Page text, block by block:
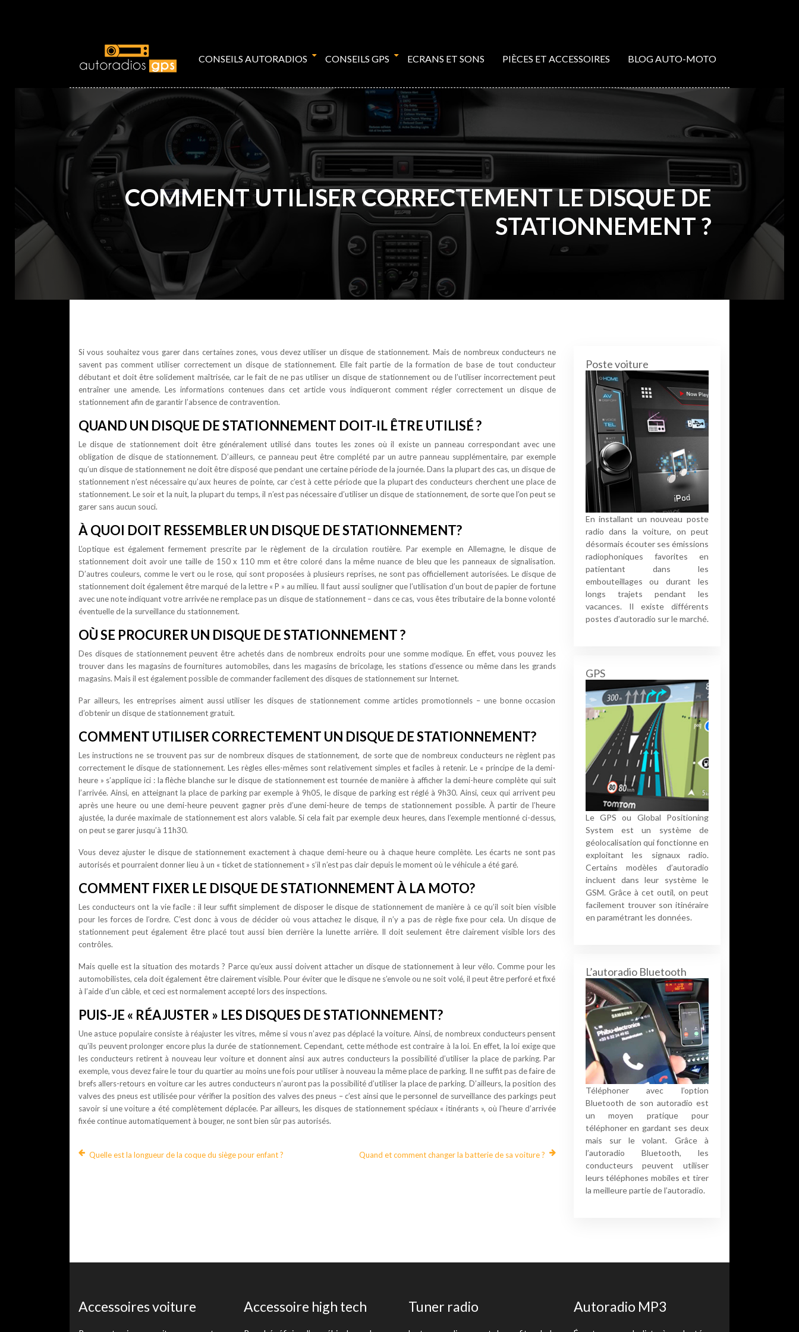
CONSEILS AUTORADIOS CONSEILS GPS ECRANS ET SONS PIÈCES ET ACCESSOIRES BLOG AUTO-MOTO
COMMENT UTILISER CORRECTEMENT LE DISQUE DE
STATIONNEMENT ?
Si vous souhaitez vous garer dans certaines zones, vous devez utiliser un disque de stationnement. Mais de nombreux conducteurs ne
savent pas comment utiliser correctement un disque de stationnement. Elle fait partie de la formation de base de tout conducteur
débutant et doit être solidement maîtrisée, car le fait de ne pas utiliser un disque de stationnement ou de l’utiliser incorrectement peut
entraîner une amende. Les informations contenues dans cet article vous indiqueront comment régler correctement un disque de
stationnement afin de garantir l’absence de contravention.
QUAND UN DISQUE DE STATIONNEMENT DOIT-IL ÊTRE UTILISÉ ?
Le disque de stationnement doit être généralement utilisé dans toutes les zones où il existe un panneau correspondant avec une
obligation de disque de stationnement. D’ailleurs, ce panneau peut être complété par un autre panneau supplémentaire, par exemple
qu’un disque de stationnement ne doit être disposé que pendant une certaine période de la journée. Dans la plupart des cas, un disque de
stationnement n’est nécessaire qu’aux heures de pointe, car c’est à cette période que la plupart des conducteurs cherchent une place de
stationnement. Le soir et la nuit, la plupart du temps, il n’est pas nécessaire d’utiliser un disque de stationnement, de sorte que l’on peut se
garer sans aucun souci.
À QUOI DOIT RESSEMBLER UN DISQUE DE STATIONNEMENT?
L’optique est également fermement prescrite par le règlement de la circulation routière. Par exemple en Allemagne, le disque de
stationnement doit avoir une taille de 150 x 110 mm et être coloré dans la même nuance de bleu que les panneaux de signalisation.
D’autres couleurs, comme le vert ou le rose, qui sont proposées à plusieurs reprises, ne sont pas officiellement autorisées. Le disque de
stationnement doit également être marqué de la lettre « P » au milieu. Il faut aussi souligner que l’utilisation d’un bout de papier de fortune
avec une note indiquant votre arrivée ne remplace pas un disque de stationnement – dans ce cas, vous êtes tributaire de la bonne volonté
éventuelle de la surveillance du stationnement.
OÙ SE PROCURER UN DISQUE DE STATIONNEMENT ?
Des disques de stationnement peuvent être achetés dans de nombreux endroits pour une somme modique. En effet, vous pouvez les
trouver dans les magasins de fournitures automobiles, dans les magasins de bricolage, les stations d’essence ou même dans les grands
magasins. Mais il est également possible de commander facilement des disques de stationnement sur Internet.
Par ailleurs, les entreprises aiment aussi utiliser les disques de stationnement comme articles promotionnels – une bonne occasion
d’obtenir un disque de stationnement gratuit.
COMMENT UTILISER CORRECTEMENT UN DISQUE DE STATIONNEMENT?
Les instructions ne se trouvent pas sur de nombreux disques de stationnement, de sorte que de nombreux conducteurs ne règlent pas
correctement le disque de stationnement. Les règles elles-mêmes sont relativement simples et faciles à retenir. Le « principe de la demi-
heure » s’applique ici : la flèche blanche sur le disque de stationnement est tournée de manière à afficher la demi-heure complète qui suit
l’arrivée. Ainsi, en atteignant la place de parking par exemple à 9h05, le disque de parking est réglé à 9h30. Ainsi, ceux qui arrivent peu
après une heure ou une demi-heure peuvent gagner près d’une demi-heure de temps de stationnement possible. À partir de l’heure
ajustée, la durée maximale de stationnement est alors valable. Si cela fait par exemple deux heures, dans l’exemple mentionné ci-dessus,
on peut se garer jusqu’à 11h30.
Vous devez ajuster le disque de stationnement exactement à chaque demi-heure ou à chaque heure complète. Les écarts ne sont pas
autorisés et pourraient donner lieu à un « ticket de stationnement » s’il n’est pas clair depuis le moment où le véhicule a été garé.
COMMENT FIXER LE DISQUE DE STATIONNEMENT À LA MOTO?
Les conducteurs ont la vie facile : il leur suffit simplement de disposer le disque de stationnement de manière à ce qu’il soit bien visible
pour les forces de l’ordre. C’est donc à vous de décider où vous attachez le disque, il n’y a pas de règle fixe pour cela. Un disque de
stationnement peut également être placé tout aussi bien derrière la lunette arrière. Il doit seulement être clairement visible lors des
contrôles.
Mais quelle est la situation des motards ? Parce qu’eux aussi doivent attacher un disque de stationnement à leur vélo. Comme pour les
automobilistes, cela doit également être clairement visible. Pour éviter que le disque ne s’envole ou ne soit volé, il peut être perforé et fixé
à l’aide d’un câble, et ceci est normalement accepté lors des inspections.
PUIS-JE « RÉAJUSTER » LES DISQUES DE STATIONNEMENT?
Une astuce populaire consiste à réajuster les vitres, même si vous n’avez pas déplacé la voiture. Ainsi, de nombreux conducteurs pensent
qu’ils peuvent prolonger encore plus la durée de stationnement. Cependant, cette méthode est contraire à la loi. En effet, la loi exige que
les conducteurs retirent à nouveau leur voiture et donnent ainsi aux autres conducteurs la possibilité d’utiliser la place de parking. Par
exemple, vous devez faire le tour du quartier au moins une fois pour utiliser à nouveau la même place de parking. Il ne suffit pas de faire de
brefs allers-retours en voiture car les autres conducteurs n’auront pas la possibilité d’utiliser la place de parking. D’ailleurs, la position des
valves des pneus est utilisée pour vérifier la position des valves des pneus – c’est ainsi que le personnel de surveillance des parkings peut
savoir si une voiture a été complètement déplacée. Par ailleurs, les disques de stationnement spéciaux « itinérants », où l’heure d’arrivée
fixée continue automatiquement à bouger, ne sont bien sûr pas autorisés.
Quelle est la longueur de la coque du siège pour enfant ? Quand et comment changer la batterie de sa voiture ?
Poste voiture
En installant un nouveau poste
radio dans la voiture, on peut
désormais écouter ses émissions
radiophoniques favorites en
patientant dans les
embouteillages ou durant les
longs trajets pendant les
vacances. Il existe différents
postes d’autoradio sur le marché.
GPS
Le GPS ou Global Positioning
System est un système de
géolocalisation qui fonctionne en
exploitant les signaux radio.
Certains modèles d’autoradio
incluent dans leur système le
GSM. Grâce à cet outil, on peut
facilement trouver son itinéraire
en paramétrant les données.
L’autoradio Bluetooth
Téléphoner avec l’option
Bluetooth de son autoradio est
un moyen pratique pour
téléphoner en gardant ses deux
mais sur le volant. Grâce à
l’autoradio Bluetooth, les
conducteurs peuvent utiliser
leurs téléphones mobiles et tirer
la meilleure partie de l’autoradio.
Accessoires voiture Accessoire high tech Tuner radio Autoradio MP3